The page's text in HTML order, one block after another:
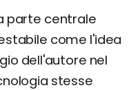
parte centrale
come l'idea
dell'autore nel
stesse